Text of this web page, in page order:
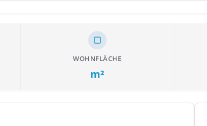
WOHNFLÄCHE
m²